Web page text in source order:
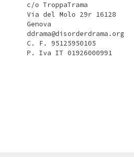
c/o TroppaTrama
Via del Molo 29r 16128
Genova
ddrama@disorderdrama.org
C. F. 95125950105
P. Iva IT 01926000991